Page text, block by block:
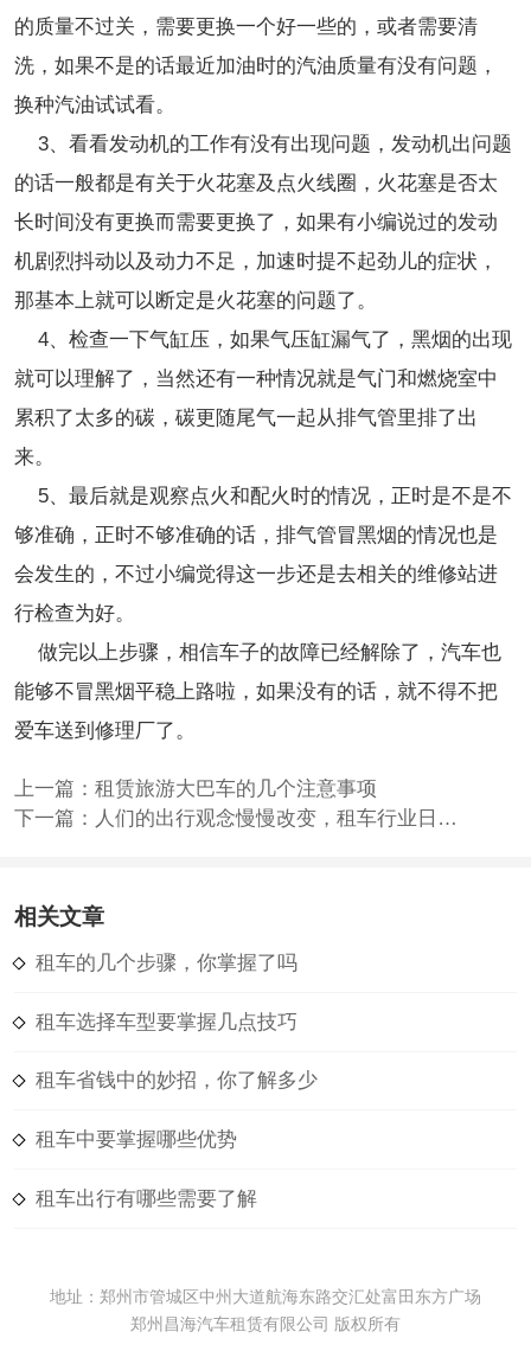
的质量不过关，需要更换一个好一些的，或者需要清
洗，如果不是的话最近加油时的汽油质量有没有问题，
换种汽油试试看。
3、看看发动机的工作有没有出现问题，发动机出问题
的话一般都是有关于火花塞及点火线圈，火花塞是否太
长时间没有更换而需要更换了，如果有小编说过的发动
机剧烈抖动以及动力不足，加速时提不起劲儿的症状，
那基本上就可以断定是火花塞的问题了。
4、检查一下气缸压，如果气压缸漏气了，黑烟的出现
就可以理解了，当然还有一种情况就是气门和燃烧室中
累积了太多的碳，碳更随尾气一起从排气管里排了出
来。
5、最后就是观察点火和配火时的情况，正时是不是不
够准确，正时不够准确的话，排气管冒黑烟的情况也是
会发生的，不过小编觉得这一步还是去相关的维修站进
行检查为好。
做完以上步骤，相信车子的故障已经解除了，汽车也
能够不冒黑烟平稳上路啦，如果没有的话，就不得不把
爱车送到修理厂了。
上一篇： 租赁旅游大巴车的几个注意事项
下一篇：
人们的出行观念慢慢改变，租车行业日益火爆
相关文章
租车的几个步骤，你掌握了吗
租车选择车型要掌握几点技巧
租车省钱中的妙招，你了解多少
租车中要掌握哪些优势
租车出行有哪些需要了解
地址：郑州市管城区中州大道航海东路交汇处富田东方广场
郑州昌海汽车租赁有限公司 版权所有